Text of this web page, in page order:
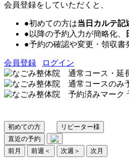
会員登録をしていただくと、
●初めての方は当日カルテ記
●以降の予約入力が簡略化、
●予約の確認や変更・領収書
会員登録
ログイン
初めての方
リピーター様
直近の予約
前月
前週 ＜ 次週 ＞ 次月